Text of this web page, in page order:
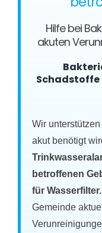
Hilfe bei
akuten
Schadstoffe
Wir
akut benötigt
betroffenen
für
Gemeinde